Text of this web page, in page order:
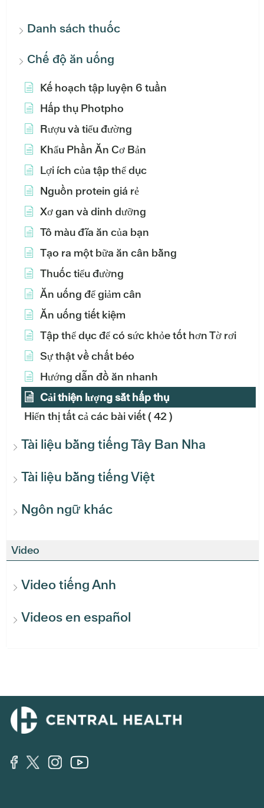
Danh sách thuốc
Chế độ ăn uống
Kế hoạch tập luyện 6 tuần
Hấp thụ Photpho
Rượu và tiểu đường
Khẩu Phần Ăn Cơ Bản
Lợi ích của tập thể dục
Nguồn protein giá rẻ
Xơ gan và dinh dưỡng
Tô màu đĩa ăn của bạn
Tạo ra một bữa ăn cân bằng
Thuốc tiểu đường
Ăn uống để giảm cân
Ăn uống tiết kiệm
Tập thể dục để có sức khỏe tốt hơn Tờ rơi
Sự thật về chất béo
Hướng dẫn đồ ăn nhanh
Cải thiện lượng sắt hấp thụ
Hiển thị tất cả các bài viết( 42 )
Tài liệu bằng tiếng Tây Ban Nha
Tài liệu bằng tiếng Việt
Ngôn ngữ khác
Video
Video tiếng Anh
Videos en español